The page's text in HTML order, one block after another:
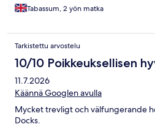
Tabassum, 2 yön matka
Tarkistettu arvostelu
10/10 Poikkeuksellisen
11.7.2026
Käännä Googlen avulla
Mycket trevligt och välfungerande
Docks.